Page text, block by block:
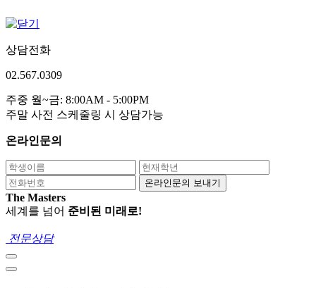
상담전화
02.567.0309
주중 월~금: 8:00AM - 5:00PM
주말 사전 스케줄링 시 상담가능
온라인문의
온라인문의 보내기
The Masters
세계를 넘어 준비된 미래로!
전문상담